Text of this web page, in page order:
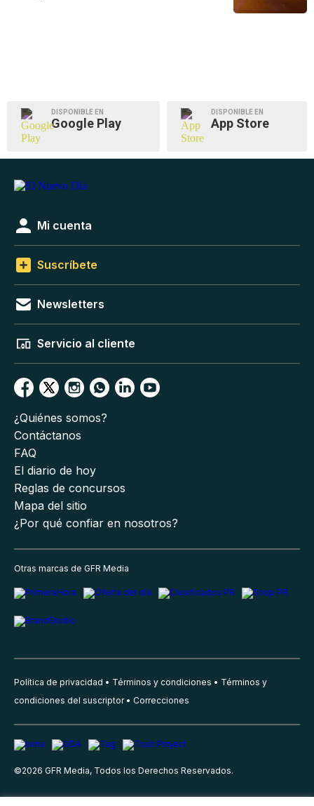
DISPONIBLE EN
Google Play
DISPONIBLE EN
App Store
Mi cuenta
Suscríbete
Newsletters
Servicio al cliente
¿Quiénes somos?
Contáctanos
FAQ
El diario de hoy
Reglas de concursos
Mapa del sitio
¿Por qué confiar en nosotros?
Otras marcas de GFR Media
Política de privacidad Términos y condiciones
Términos y
condiciones del suscriptor
Correcciones
©2026 GFR Media, Todos los Derechos Reservados.